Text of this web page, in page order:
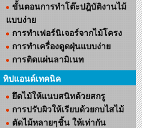
ขั้นตอนการทำโต๊ะปฎิบัติงานไม้
แบบง่าย
การทำเฟอร์นิเจอร์จากไม้โครง
การทำเครื่องดูดฝุ่นแบบง่าย
การติดแผ่นลามิเนท
ทิปแอนด์เทคนิค
ยึดไม้ให้แนบสนิทด้วยสกรู
การปรับผิวให้เรียบด้วยกบไสไม้
ตัดไม้หลายๆชิ้น ให้เท่ากัน